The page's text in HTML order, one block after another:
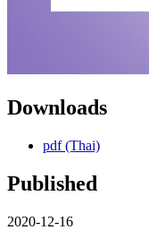
Downloads
pdf (Thai)
Published
2020-12-16